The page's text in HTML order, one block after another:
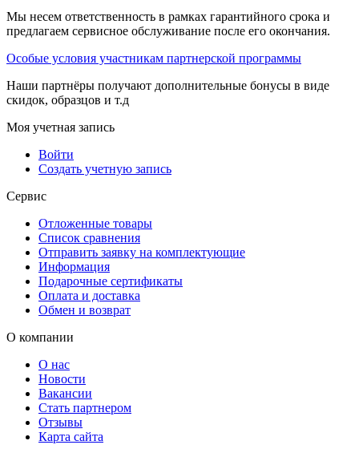
Мы несем ответственность в рамках гарантийного срока и
предлагаем сервисное обслуживание после его окончания.
Особые условия участникам партнерской программы
Наши партнёры получают дополнительные бонусы в виде
скидок, образцов и т.д
Моя учетная запись
Войти
Создать учетную запись
Сервис
Отложенные товары
Список сравнения
Отправить заявку на комплектующие
Информация
Подарочные сертификаты
Оплата и доставка
Обмен и возврат
О компании
О нас
Новости
Вакансии
Стать партнером
Отзывы
Карта сайта